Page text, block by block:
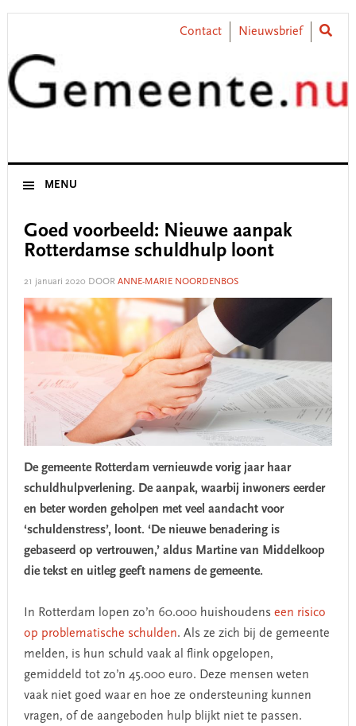
Skip
primary
navigation
Skip
content
Skip
primary
sidebar
Skip
footer
Contact Nieuwsbrief
MENU
Goed voorbeeld: Nieuwe aanpak
Rotterdamse schuldhulp loont
21 januari 2020 DOOR ANNE-MARIE NOORDENBOS
De gemeente Rotterdam vernieuwde vorig jaar haar
schuldhulpverlening. De aanpak, waarbij inwoners eerder
en beter worden geholpen met veel aandacht voor
‘schuldenstress’, loont. ‘De nieuwe benadering is
gebaseerd op vertrouwen,’ aldus Martine van Middelkoop
die tekst en uitleg geeft namens de gemeente.
In Rotterdam lopen zo’n 60.000 huishoudens een risico
op problematische schulden. Als ze zich bij de gemeente
melden, is hun schuld vaak al flink opgelopen,
gemiddeld tot zo’n 45.000 euro. Deze mensen weten
vaak niet goed waar en hoe ze ondersteuning kunnen
vragen, of de aangeboden hulp blijkt niet te passen.